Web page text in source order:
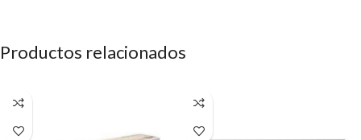
Productos relacionados